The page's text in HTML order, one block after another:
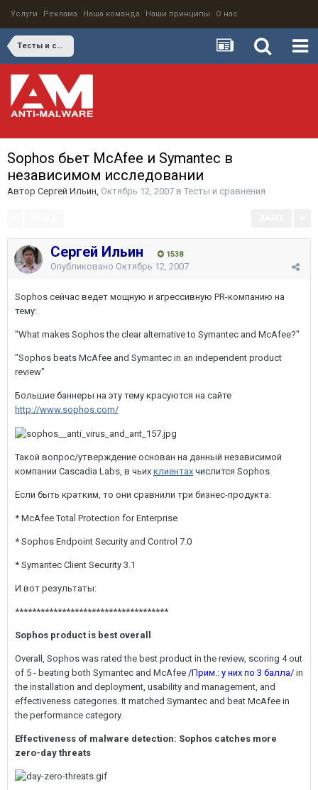
Услуги Реклама Наша команда Наши принципы О нас
Тесты и сравнения
Sophos бьет McAfee и Symantec в
независимом исследовании
Автор Сергей Ильин, Октябрь 12, 2007 в Тесты и сравнения
Сергей Ильин 1538
Опубликовано Октябрь 12, 2007
Sophos сейчас ведет мощную и агрессивную PR-компанию на
тему:
"What makes Sophos the clear alternative to Symantec and McAfee?"
"Sophos beats McAfee and Symantec in an independent product
review"
Большие баннеры на эту тему красуются на сайте
http://www.sophos.com/
Такой вопрос/утверждение основан на данный независимой
компании Cascadia Labs, в чьих клиентах числится Sophos.
Если быть кратким, то они сравнили три бизнес-продукта:
* McAfee Total Protection for Enterprise
* Sophos Endpoint Security and Control 7.0
* Symantec Client Security 3.1
И вот результаты:
************************************
Sophos product is best overall
Overall, Sophos was rated the best product in the review, scoring 4 out
of 5 - beating both Symantec and McAfee /Прим.: у них по 3 балла/ in
the installation and deployment, usability and management, and
effectiveness categories. It matched Symantec and beat McAfee in
the performance category.
Effectiveness of malware detection: Sophos catches more
zero-day threats